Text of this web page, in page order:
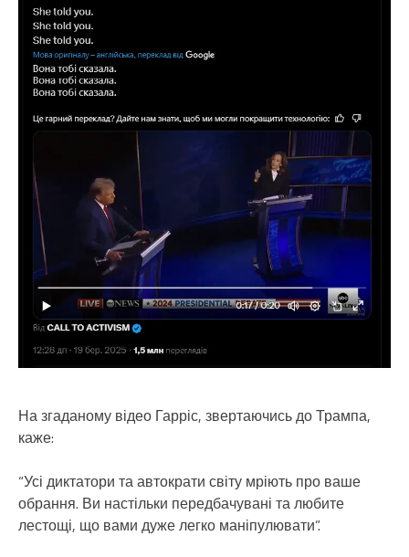
На згаданому відео Гарріс, звертаючись до Трампа,
каже:
“Усі диктатори та автократи світу мріють про ваше
обрання. Ви настільки передбачувані та любите
лестощі, що вами дуже легко маніпулювати”.